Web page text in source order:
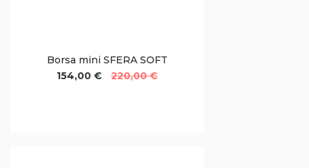
Borsa mini SFERA SOFT
154,00 €
220,00 €